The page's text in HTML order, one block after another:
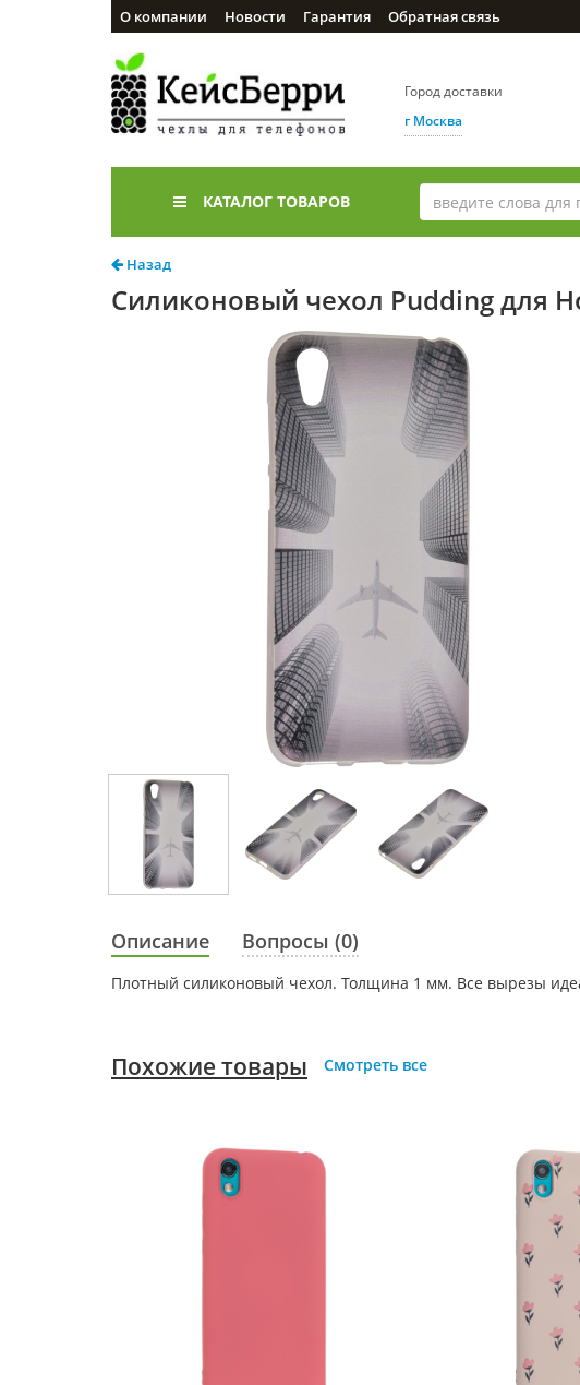
О компании Новости Гарантия Обратная связь
Город доставки
г Москва
КАТАЛОГ ТОВАРОВ
Назад
Силиконовый чехол Pudding для
Описание Вопросы (0)
Плотный силиконовый чехол. Толщина 1 мм. Все вырезы
Похожие товары Смотреть все